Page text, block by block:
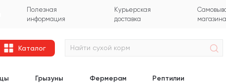
Полезная
информация
Курьерская
доставка
магазина
Каталог
Грызуны Фермерам Рептилии